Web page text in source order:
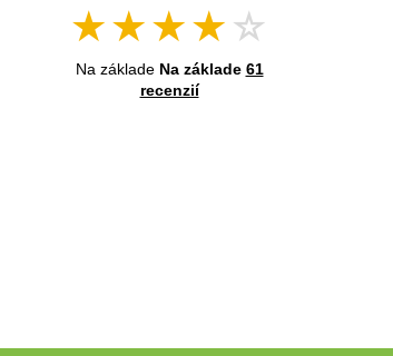
★★★★☆
Na základe Na základe 61
recenzií